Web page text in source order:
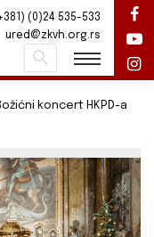
koncert HKPD-a
(0)24 535-533
ured@zkvh.org.rs
Pretraži